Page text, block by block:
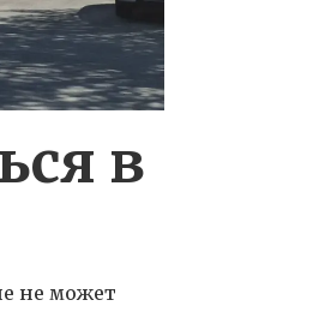
в
не может